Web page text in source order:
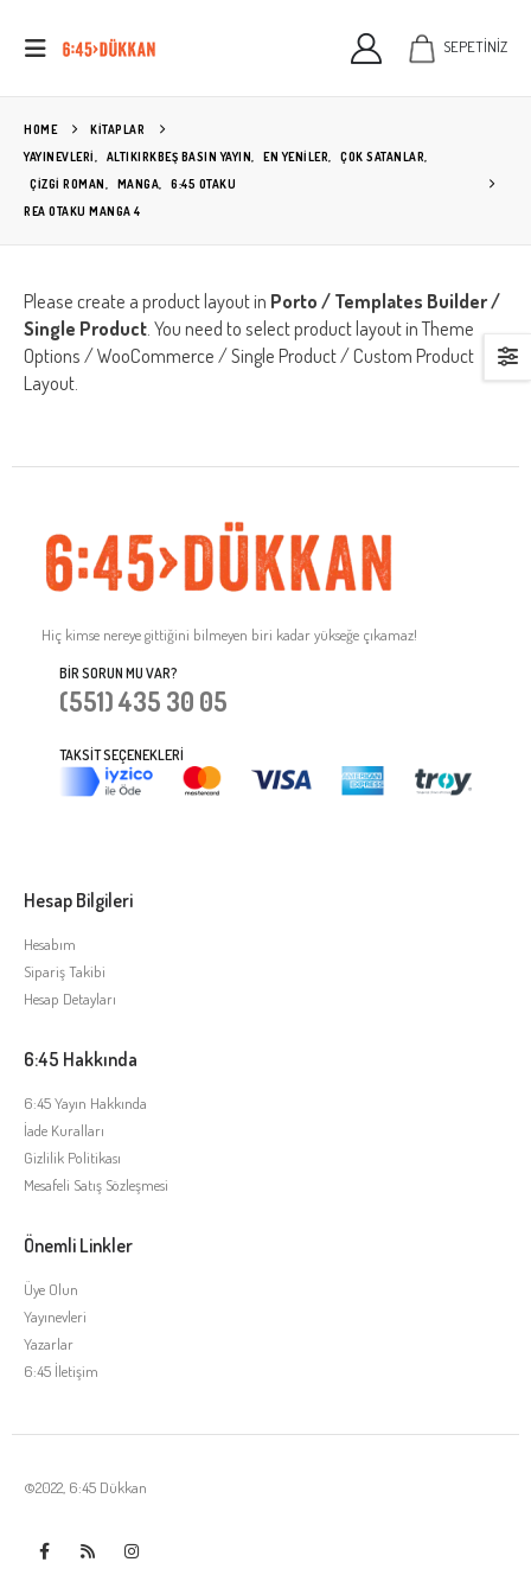
SEPETİNİZ
HOME
KITAPLAR
YAYINEVLERİ
ALTIKIRKBEŞ BASIN YAYIN EN YENİLER ÇOK SATANLAR
ÇIZGI ROMAN
MANGA
6:45 OTAKU
REA OTAKU MANGA 4
Please create a product layout in Porto / Templates Builder /
Single Product . You need to select product layout in Theme
Options / WooCommerce / Single Product / Custom Product
Layout.
Hiç kimse nereye gittiğini bilmeyen biri kadar yükseğe çıkamaz!
BIR SORUN MU VAR?
(551) 435 30 05
TAKSIT SEÇENEKLERI
Hesap Bilgileri
Hesabım
Sipariş Takibi
Hesap Detayları
6:45 Hakkında
6:45 Yayın Hakkında
İade Kuralları
Gizlilik Politikası
Mesafeli Satış Sözleşmesi
Önemli Linkler
Üye Olun
Yayınevleri
Yazarlar
6:45 İletişim
©2022, 6:45 Dükkan